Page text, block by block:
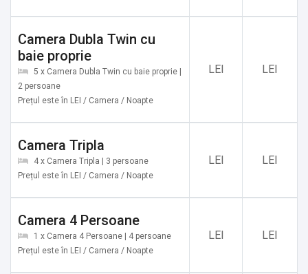
Camera Dubla Twin cu
baie proprie
5 x Camera Dubla Twin cu baie proprie |
2 persoane
Prețul este în LEI / Camera / Noapte
LEI LEI
Camera Tripla
4 x Camera Tripla | 3 persoane
Prețul este în LEI / Camera / Noapte
LEI LEI
Camera 4 Persoane
1 x Camera 4 Persoane | 4 persoane
Prețul este în LEI / Camera / Noapte
LEI LEI